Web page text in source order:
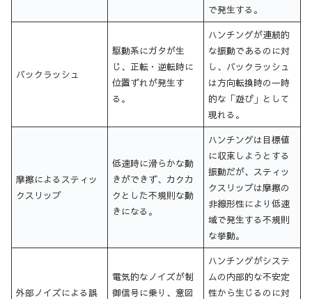
で発生する。
バックラッシュ
駆動系にガタが生
じ、正転・逆転時に
位置ずれが発生す
る。
ハンチングが連続的
な振動であるのに対
し、バックラッシュ
は方向転換時の一時
的な「遊び」として
現れる。
摩擦によるスティッ
クスリップ
低速時に滑らかな動
きができず、カクカ
クとした不規則な動
きになる。
ハンチングは目標値
に収束しようとする
振動だが、スティッ
クスリップは摩擦の
非線形性により低速
域で発生する不規則
な挙動。
外部ノイズによる誤
電気的なノイズが制
御信号に乗り、意図
ハンチングがシステ
ムの内部的な不安定
性から生じるのに対